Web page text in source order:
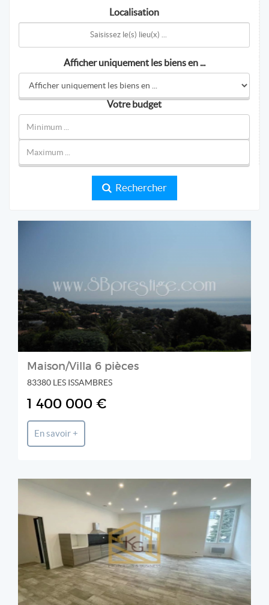
Localisation
Afficher uniquement les biens en ...
Votre budget
Rechercher
Maison/Villa 6 pièces
83380 LES ISSAMBRES
1 400 000 €
En savoir +
K&G International Properties